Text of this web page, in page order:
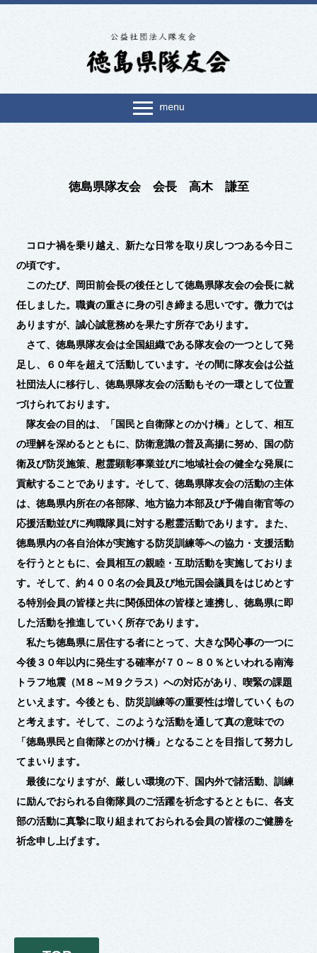
徳島県隊友会 会長 高木 謙至
コロナ禍を乗り越え、新たな日常を取り戻しつつある今日こ
の頃です。
このたび、岡田前会長の後任として徳島県隊友会の会長に就
任しました。職責の重さに身の引き締まる思いです。微力では
ありますが、誠心誠意務めを果たす所存であります。
さて、徳島県隊友会は全国組織である隊友会の一つとして発
足し、６０年を超えて活動しています。その間に隊友会は公益
社団法人に移行し、徳島県隊友会の活動もその一環として位置
づけられております。
隊友会の目的は、「国民と自衛隊とのかけ橋」として、相互
の理解を深めるとともに、防衛意識の普及高揚に努め、国の防
衛及び防災施策、慰霊顕彰事業並びに地域社会の健全な発展に
貢献することであります。そして、徳島県隊友会の活動の主体
は、徳島県内所在の各部隊、地方協力本部及び予備自衛官等の
応援活動並びに殉職隊員に対する慰霊活動であります。また、
徳島県内の各自治体が実施する防災訓練等への協力・支援活動
を行うとともに、会員相互の親睦・互助活動を実施しておりま
す。そして、約４００名の会員及び地元国会議員をはじめとす
る特別会員の皆様と共に関係団体の皆様と連携し、徳島県に即
した活動を推進していく所存であります。
私たち徳島県に居住する者にとって、大きな関心事の一つに
今後３０年以内に発生する確率が７０～８０％といわれる南海
トラフ地震（M８～M９クラス）への対応があり、喫緊の課題
といえます。今後とも、防災訓練等の重要性は増していくもの
と考えます。そして、このような活動を通して真の意味での
「徳島県民と自衛隊とのかけ橋」となることを目指して努力し
てまいります。
最後になりますが、厳しい環境の下、国内外で諸活動、訓練
に励んでおられる自衛隊員のご活躍を祈念するとともに、各支
部の活動に真摯に取り組まれておられる会員の皆様のご健勝を
祈念申し上げます。